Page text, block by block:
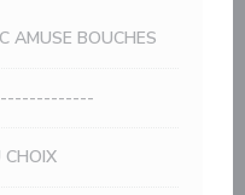
AMUSE BOUCHES
CHOIX